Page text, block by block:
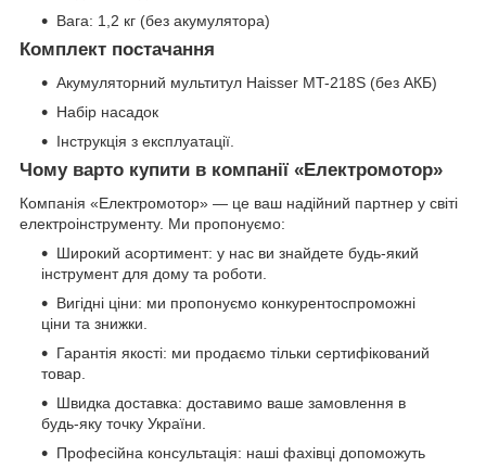
Вага: 1,2 кг (без акумулятора)
Комплект постачання
Акумуляторний мультитул Haisser MT-218S (без АКБ)
Набір насадок
Інструкція з експлуатації.
Чому варто купити в компанії «Електромотор»
Компанія «Електромотор» — це ваш надійний партнер у світі
електроінструменту. Ми пропонуємо:
Широкий асортимент: у нас ви знайдете будь-який
інструмент для дому та роботи.
Вигідні ціни: ми пропонуємо конкурентоспроможні
ціни та знижки.
Гарантія якості: ми продаємо тільки сертифікований
товар.
Швидка доставка: доставимо ваше замовлення в
будь-яку точку України.
Професійна консультація: наші фахівці допоможуть